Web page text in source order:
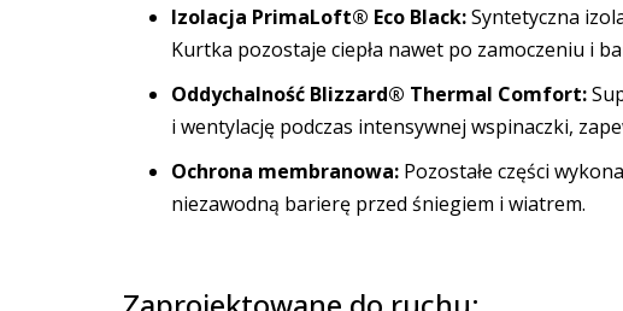
Izolacja PrimaLoft® Eco Black:Syntetyczna
Kurtka pozostaje ciepła nawet po zamoczeniu i
Oddychalność Blizzard® Thermal Comfort:
i wentylację podczas intensywnej wspinaczki,
Ochrona membranowa: Pozostałe części
niezawodną barierę przed śniegiem i wiatrem.